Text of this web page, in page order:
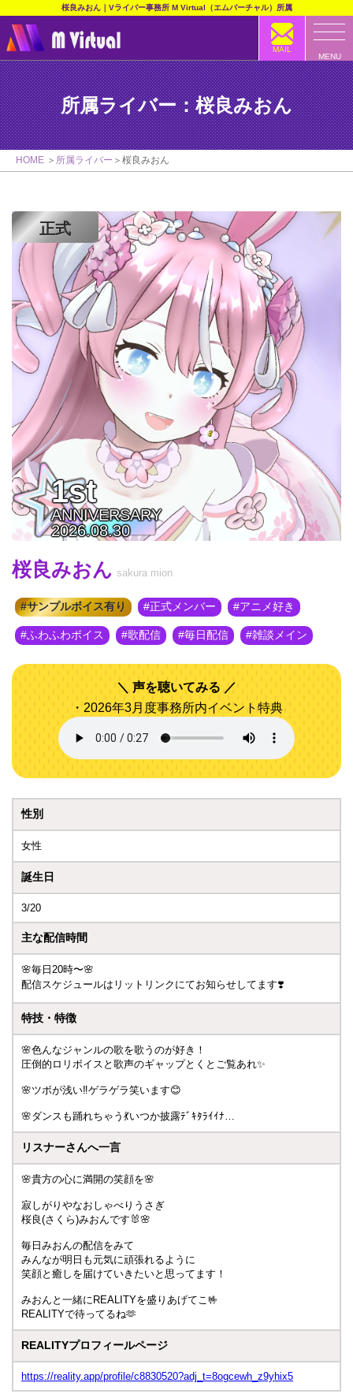
桜良みおん｜Vライバー事務所 M Virtual（エムバーチャル）所属
MENU
MAIL
所属ライバー：桜良みおん
HOME 所属ライバー 桜良みおん
1st
ANNIVERSARY
2026.08.30
正式
桜良みおん sakura mion
サンプルボイス有り 正式メンバー アニメ好き
ふわふわボイス 歌配信 毎日配信 雑談メイン
声を聴いてみる
・2026年3月度事務所内イベント特典
性別
女性
誕生日
3/20
主な配信時間
🌸毎日20時〜🌸
配信スケジュールはリットリンクにてお知らせしてます❣️
特技・特徴
🌸色んなジャンルの歌を歌うのが好き！
圧倒的ロリボイスと歌声のギャップとくとご覧あれ✨️
🌸ツボが浅い‼️ゲラゲラ笑います😊
🌸ダンスも踊れちゃう💃いつか披露ﾃﾞｷﾀﾗｲｲﾅ…
リスナーさんへ一言
🌸貴方の心に満開の笑顔を🌸
寂しがりやなおしゃべりうさぎ
桜良(さくら)みおんです🐰🌸
毎日みおんの配信をみて
みんなが明日も元気に頑張れるように
笑顔と癒しを届けていきたいと思ってます！
みおんと一緒にREALITYを盛りあげてこ🤟
REALITYで待ってるね🫶
REALITYプロフィールページ
https://reality.app/profile/c8830520?adj_t=8ogcewh_z9yhix5